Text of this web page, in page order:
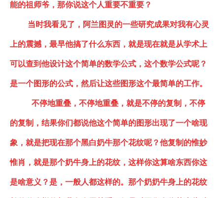
能的祖师爷，那你说这个人重要不重要？
当时我看见了，阿兰图灵的一些研究成果对我有心灵
上的震撼，最早他搞了什么东西，就是现在就是从学术上
可以查到他设计这个简单的数学公式，这个数学公式呢？
是一个图形的公式，然后让这些图形这个最简单的工作。
不停地重叠，不停地重叠，就是不停的复制，不停
的复制，结果你们都说他这个简单的图形出现了一个啥现
象，就是把现在那个黑白奶牛那个花纹呢？他复制的惟妙
惟肖 ， 就是那个奶牛身上的花纹，这样你这算啥东西你这
是啥意义？是，一般人都这样的。那个奶奶牛身上的花纹